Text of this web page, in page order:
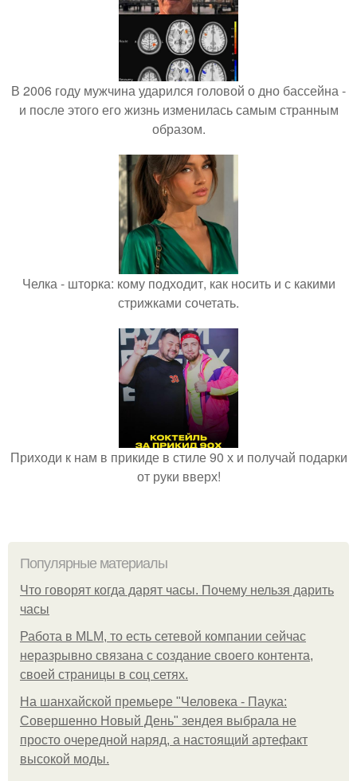
В 2006 году мужчина ударился головой о дно бассейна -
и после этого его жизнь изменилась самым странным
образом.
Челка - шторка: кому подходит, как носить и с какими
стрижками сочетать.
Приходи к нам в прикиде в стиле 90 х и получай подарки
от руки вверх!
Популярные материалы
Что говорят когда дарят часы. Почему нельзя дарить
часы
Работа в MLM, то есть сетевой компании сейчас
неразрывно связана с создание своего контента,
своей страницы в соц сетях.
На шанхайской премьере "Человека - Паука:
Совершенно Новый День" зендея выбрала не
просто очередной наряд, а настоящий артефакт
высокой моды.